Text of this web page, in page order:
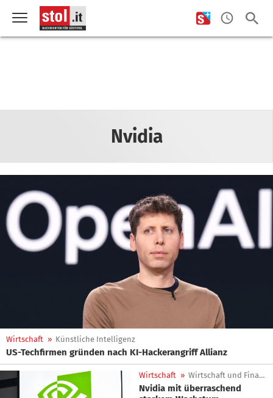
Nvidia
Wirtschaft » Künstliche Intelligenz
US-Techfirmen gründen nach KI-Hackerangriff Allianz
Wirtschaft » Wirtschaft und Finanzen
Nvidia mit überraschend